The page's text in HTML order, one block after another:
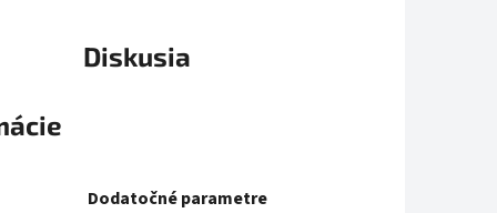
Diskusia
Dodatočné parametre